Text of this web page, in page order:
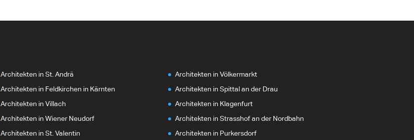
Architekten in St. Andrä
Architekten in Völkermarkt
Architekten in Feldkirchen in Kärnten
Architekten in Spittal an der Drau
Architekten in Villach
Architekten in Klagenfurt
Architekten in Wiener Neudorf
Architekten in Strasshof an der Nordbahn
Architekten in St. Valentin Architekten in Purkersdorf